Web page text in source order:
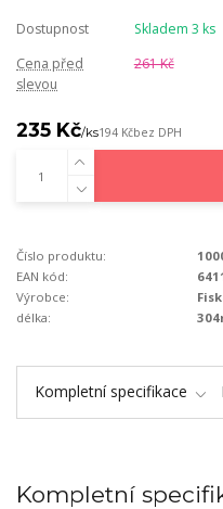
Dostupnost
Skladem 3 ks
Cena před
slevou
261 Kč
235 Kč/ks194 Kčbez DPH
Číslo produktu:
EAN kód:
Výrobce:
délka:
Kompletní specifikace
Kompletní